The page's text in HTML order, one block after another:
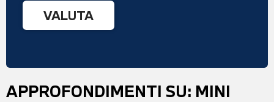
APPROFONDIMENTI SU: MINI